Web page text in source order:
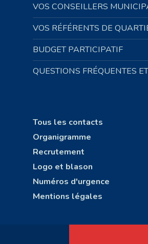
VOS CONSEILLERS
VOS RÉFÉRENTS DE
BUDGET PARTICIPATIF
QUESTIONS FRÉQUENTES
Tous les contacts
Organigramme
Recrutement
Logo et blason
Numéros d'urgence
Mentions légales